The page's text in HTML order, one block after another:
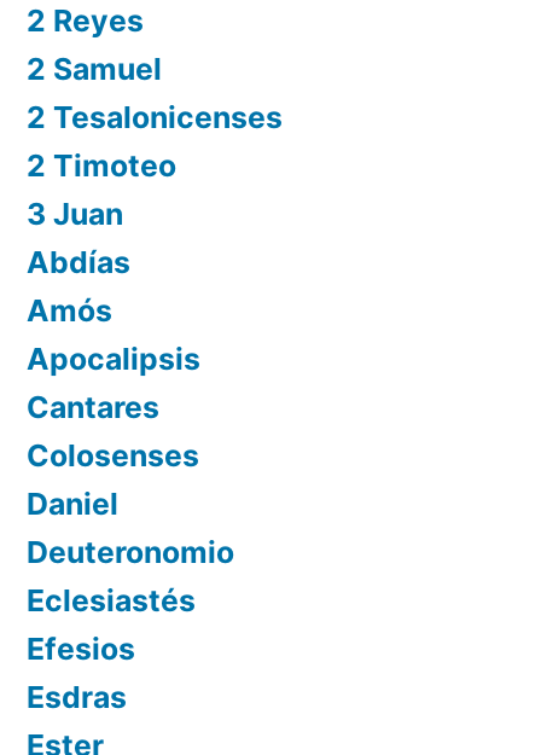
2 Reyes
2 Samuel
2 Tesalonicenses
2 Timoteo
3 Juan
Abdías
Amós
Apocalipsis
Cantares
Colosenses
Daniel
Deuteronomio
Eclesiastés
Efesios
Esdras
Ester